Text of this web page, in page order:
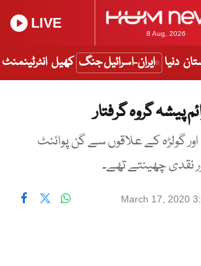
8 Aug, 2026
LIVE
دنیا ایران-اسرائیل جنگ کھیل انٹرٹینمنٹ
پیشہ گروہ گرفتار
اور گولڑہ کے علاقوں سے گن پوائنٹ
نقدی چھینتے تھے۔
March 17, 2020